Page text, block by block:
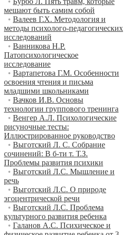
мешают быть самим собой
• Валеев Г.Х. Методология и
методы психолого-педагогических
исследований
• Ванникова Н.Р.
Патопсихологическое
исследование
• Вартапетова Г.М. Особенности
освоения чтения и письма
младшими школьниками
• Вачков И.В. Основы
технологии группового тренинга
• Венгер А.Л. Психологические
рисуночные тесты:
Иллюстрированное руководство
• Выготский Л. С. Собрание
сочинений: В б-ти т. Т.З.
Проблемы развития психики
• Выготский Л.С. Мышление и
речь
• Выготский Л.С. О природе
эгоцентрической речи
• Выготский Л.С. Проблема
культурного развития ребенка
• Галанов А.С. Психическое и